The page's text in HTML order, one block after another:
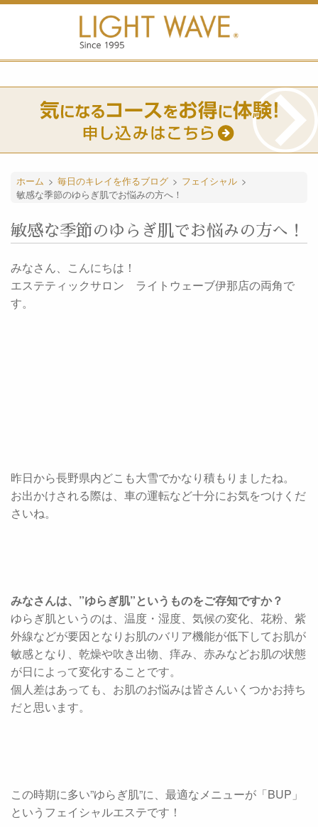
ホーム > 毎日のキレイを作るブログ > フェイシャル >
敏感な季節のゆらぎ肌でお悩みの方へ！
敏感な季節のゆらぎ肌でお悩みの方へ！
みなさん、こんにちは！
エステティックサロン ライトウェーブ伊那店の両角で
す。
昨日から長野県内どこも大雪でかなり積もりましたね。
お出かけされる際は、車の運転など十分にお気をつけくだ
さいね。
みなさんは、”ゆらぎ肌”というものをご存知ですか？
ゆらぎ肌というのは、温度・湿度、気候の変化、花粉、紫
外線などが要因となりお肌のバリア機能が低下してお肌が
敏感となり、乾燥や吹き出物、痒み、赤みなどお肌の状態
が日によって変化することです。
個人差はあっても、お肌のお悩みは皆さんいくつかお持ち
だと思います。
この時期に多い”ゆらぎ肌”に、最適なメニューが「BUP」
というフェイシャルエステです！